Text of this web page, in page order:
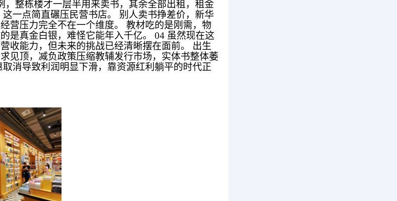
，整栋楼才一层半用来卖书，其余全部出租，租金
一点简直碾压民营书店。 别人卖书挣差价，新华
营压力完全不在一个维度。 教材吃的是刚需，物
是真金白银，难怪它能年入千亿。 04 虽然现在这
收能力，但未来的挑战已经清晰摆在面前。 出生
见顶，减负政策压缩教辅发行市场，实体书整体萎
消导致利润明显下滑，靠资源红利躺平的时代正